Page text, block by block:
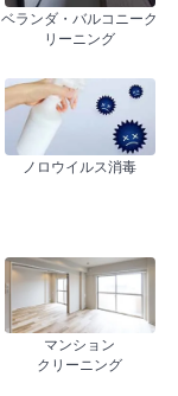
ベランダ・バルコニーク
リーニング
ノロウイルス消毒
マンション
クリーニング